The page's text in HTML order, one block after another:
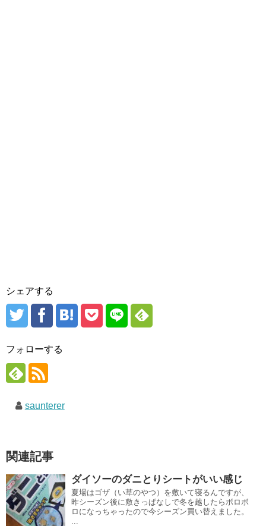
シェアする
フォローする
saunterer
関連記事
ダイソーのダニとりシートがいい感じ
夏場はゴザ（い草のやつ）を敷いて寝るんですが、
昨シーズン後に敷きっぱなしで冬を越したらボロボ
ロになっちゃったので今シーズン買い替えました。
...